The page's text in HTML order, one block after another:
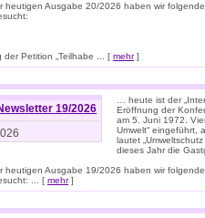
heutigen Ausgabe 20/2026 haben wir
der Petition „Teilhabe ... [ mehr]
19/2026
… heute ist der
Eröffnung der
am 5. Juni 1972.
Umwelt“ eingeführt,
lautet
dieses Jahr die
heutigen Ausgabe 19/2026 haben wir
... [ mehr]